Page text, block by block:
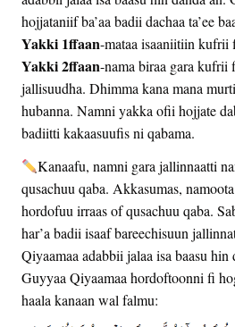
hojjataniif ba’aa badii dachaa ta’ee
Yakki 1ffaan-mataa isaaniitiin kufrii
Yakki 2ffaan-nama biraa gara
jallisuudha. Dhimma kana mana
hubanna. Namni yakka ofii hojjate
badiitti kakaasuufis ni qabama.
Kanaafu, namni gara jallinnaatti
qusachuu qaba. Akkasumas,
hordofuu irraas of qusachuu qaba.
har’a badii isaaf bareechisuun
Qiyaamaa adabbii jalaa isa baasu hin
Guyyaa Qiyaamaa hordoftoonni fi
haala kanaan wal falmu: